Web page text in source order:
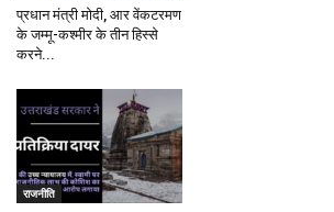
प्रधान मंत्री मोदी, आर वेंकटरमण
के जम्मू-कश्मीर के तीन हिस्से
करने...
राजनीति